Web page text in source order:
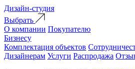
Дизайн-студия
Выбрать
О компании Покупателю
Бизнесу
Комплектация объектов
Дизайнерам Услуги Распродажа